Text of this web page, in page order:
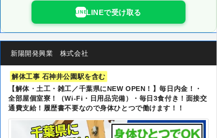
LINELINEで受け取る
新陽開発興業 株式会社
解体工事 石神井公園駅を含む
【解体・土工・雑工／千葉県にNEW OPEN！】毎日内金！・
全部屋個室寮！（Wi-Fi・日用品完備）・毎日3食付き！面接交
通費支給！履歴書不要なので身体ひとつで働けます！！